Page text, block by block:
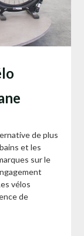
de plus
et les
sur le
vélos
de